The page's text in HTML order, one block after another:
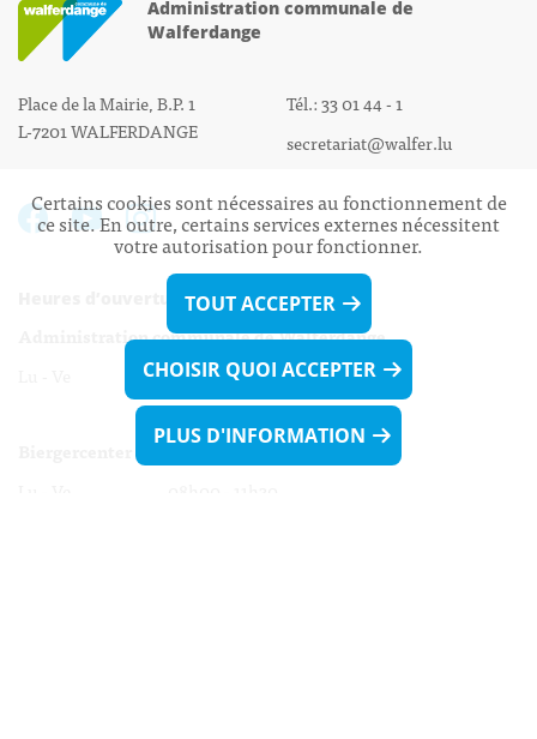
Administration communale de
Walferdange
Place de la Mairie, B.P. 1
L-7201 WALFERDANGE
Tél.: 33 01 44 - 1
secretariat@walfer.lu
Heures d’ouverture:
Administration communale de Walferdange
Lu - Ve 08h00 - 11h30
13h30 - 16h00
Certains cookies sont nécessaires au fonctionnement de
ce site. En outre, certains services externes nécessitent
votre autorisation pour fonctionner.
TOUT ACCEPTER
CHOISIR QUOI ACCEPTER
PLUS D'INFORMATION